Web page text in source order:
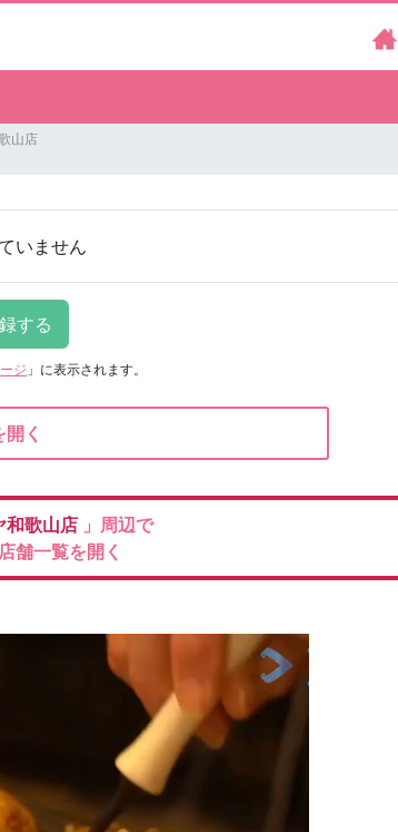
山店
いません
ジ 」に表示されます。
く
和歌山店 」周辺で
舗一覧を開く